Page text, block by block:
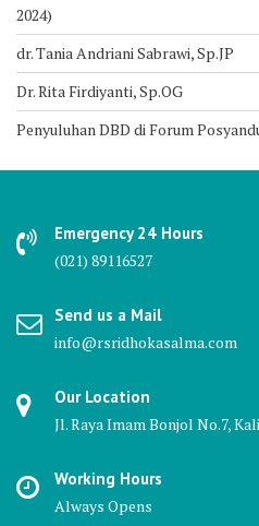
2024)
dr. Tania Andriani Sabrawi, Sp.JP
Dr. Rita Firdiyanti, Sp.OG
Penyuluhan DBD di Forum
Emergency 24 Hours
(021) 89116527
Send us a Mail
info@rsridhokasalma.com
Our Location
Jl. Raya Imam Bonjol No.7,
Working Hours
Always Opens